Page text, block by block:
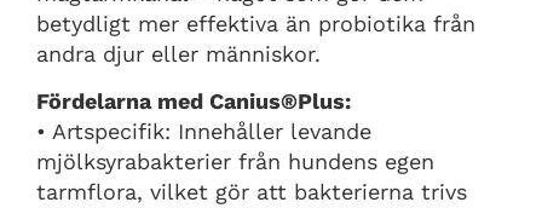
betydligt mer effektiva än probiotika från
andra djur eller människor.
Fördelarna med Canius®Plus:
• Artspecifik: Innehåller levande
mjölksyrabakterier från hundens egen
tarmflora, vilket gör att bakterierna trivs